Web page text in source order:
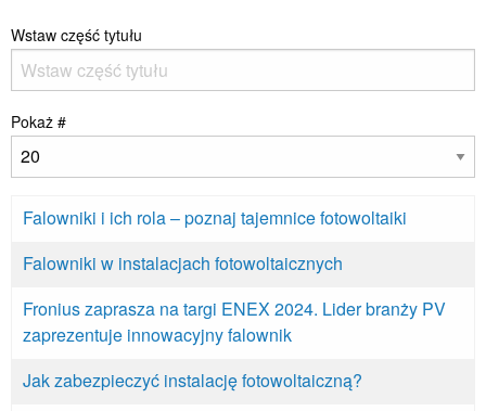
Wstaw część tytułu
Pokaż #
Falowniki i ich rola – poznaj tajemnice fotowoltaiki
Falowniki w instalacjach fotowoltaicznych
Fronius zaprasza na targi ENEX 2024. Lider branży PV
zaprezentuje innowacyjny falownik
Jak zabezpieczyć instalację fotowoltaiczną?